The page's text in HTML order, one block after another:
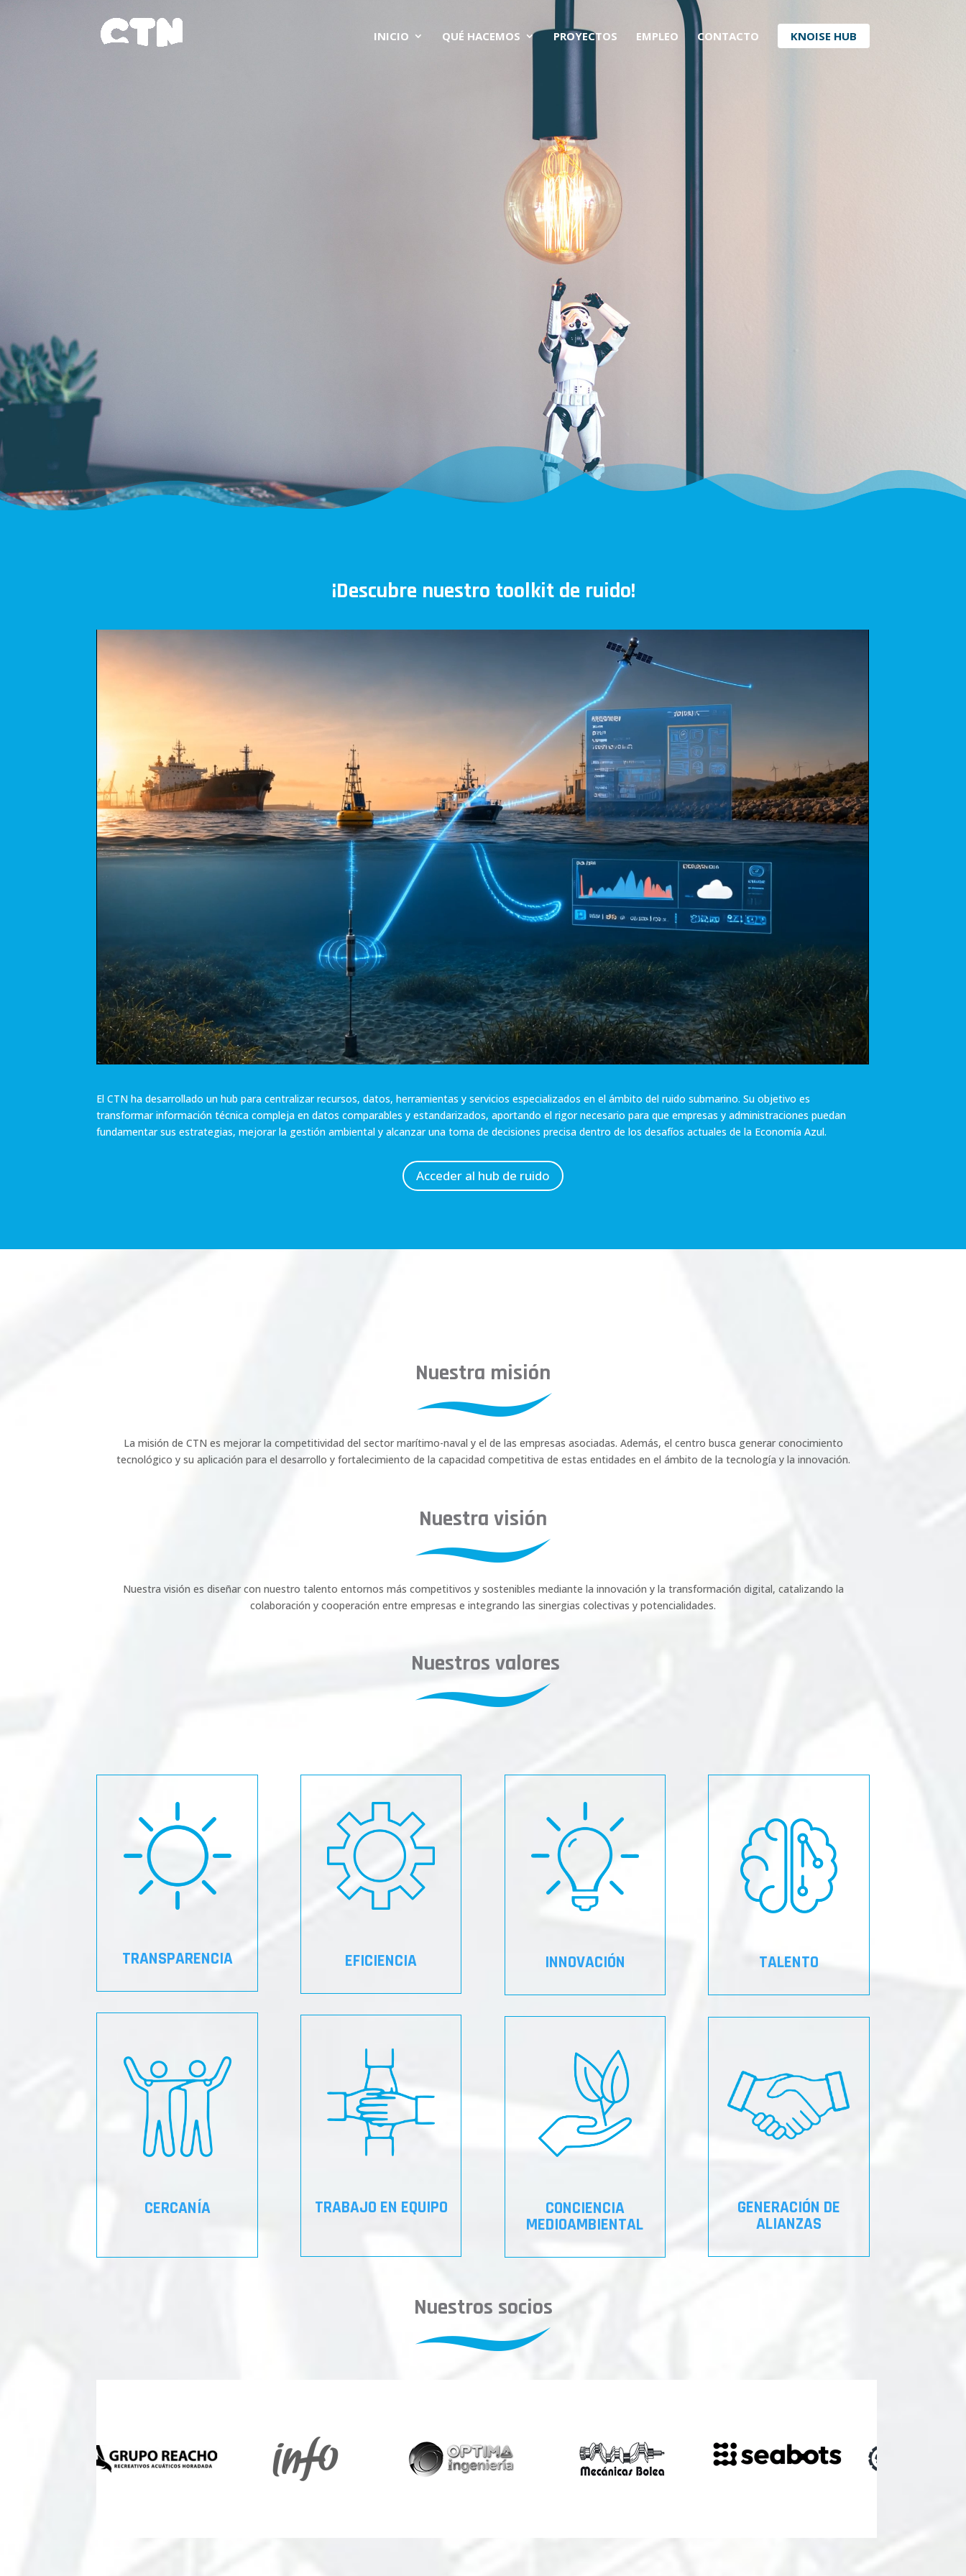
INICIO QUÉ HACEMOS PROYECTOS EMPLEO CONTACTO KNOISE HUB
Desarrollamos soluciones eficaces
¡Descubre nuestro toolkit de ruido!
El CTN ha desarrollado un hub para centralizar recursos, datos, herramientas y servicios especializados en el ámbito del ruido submarino. Su objetivo es
transformar información técnica compleja en datos comparables y estandarizados, aportando el rigor necesario para que empresas y administraciones puedan
fundamentar sus estrategias, mejorar la gestión ambiental y alcanzar una toma de decisiones precisa dentro de los desafíos actuales de la Economía Azul.
Acceder al hub de ruido
Nuestra misión
La misión de CTN es mejorar la competitividad del sector marítimo-naval y el de las empresas asociadas. Además, el centro busca generar conocimiento
tecnológico y su aplicación para el desarrollo y fortalecimiento de la capacidad competitiva de estas entidades en el ámbito de la tecnología y la innovación.
Nuestra visión
Nuestra visión es diseñar con nuestro talento entornos más competitivos y sostenibles mediante la innovación y la transformación digital, catalizando la
colaboración y cooperación entre empresas e integrando las sinergias colectivas y potencialidades.
Nuestros valores
TRANSPARENCIA
CERCANÍA
EFICIENCIA
TRABAJO EN EQUIPO
INNOVACIÓN
CONCIENCIA
MEDIOAMBIENTAL
TALENTO
GENERACIÓN DE
ALIANZAS
Nuestros socios